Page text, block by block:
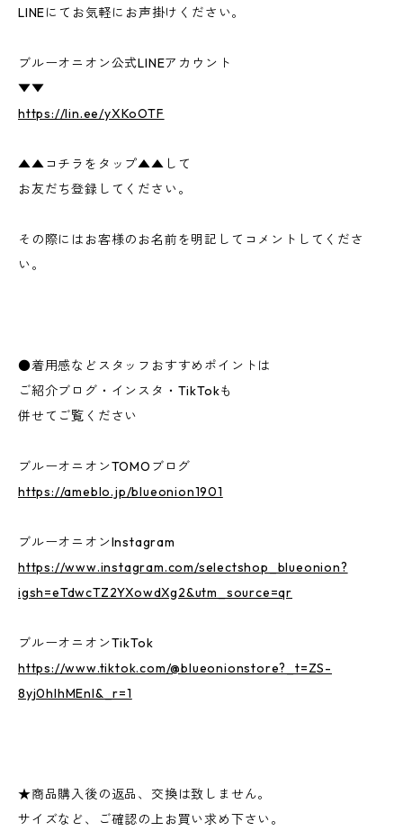
LINEにてお気軽にお声掛けください。
ブルーオニオン公式LINEアカウント
▼▼
https://lin.ee/yXKoOTF
▲▲コチラをタップ▲▲して
お友だち登録してください。
その際にはお客様のお名前を明記してコメントしてくださ
い。
●着用感などスタッフおすすめポイントは
ご紹介ブログ・インスタ・TikTokも
併せてご覧ください
ブルーオニオンTOMOブログ
https://ameblo.jp/blueonion1901
ブルーオニオンInstagram
https://www.instagram.com/selectshop_blueonion?
igsh=eTdwcTZ2YXowdXg2&utm_source=qr
ブルーオニオンTikTok
https://www.tiktok.com/@blueonionstore?_t=ZS-
8yj0hlhMEnI&_r=1
★商品購入後の返品、交換は致しません。
サイズなど、ご確認の上お買い求め下さい。